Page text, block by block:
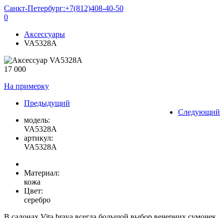
Санкт-Петербург:+7(812)408-40-50
0
Аксессуары
VA5328A
17 000
На примерку
Предыдущий
Следующий
модель:
VA5328A
артикул:
VA5328A
Материал:
кожа
Цвет:
серебро